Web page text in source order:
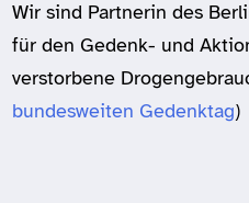
Wir sind Partnerin des
für den Gedenk- und
verstorbene
bundesweiten Gedenktag)